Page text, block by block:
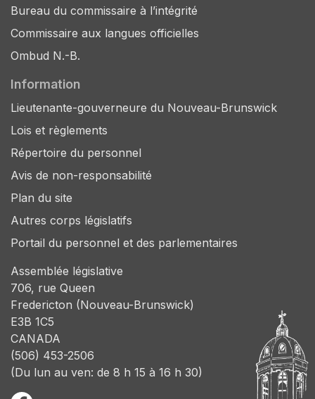
Bureau du commissaire à l’intégrité
Commissaire aux langues officielles
Ombud N.-B.
Information
Lieutenante-gouverneure du Nouveau-Brunswick
Lois et règlements
Répertoire du personnel
Avis de non-responsabilité
Plan du site
Autres corps législatifs
Portail du personnel et des parlementaires
Assemblée législative
706, rue Queen
Fredericton (Nouveau-Brunswick)
E3B 1C5
CANADA
(506) 453-2506
(Du lun au ven: de 8 h 15 à 16 h 30)